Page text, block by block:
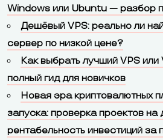
Windows или Ubuntu — разбор
Дешёвый VPS: реально ли
сервер по низкой цене?
Как выбрать лучший VPS
полный гид для новичков
Новая эра криптовалютных
запуска: проверка проектов на
рентабельность инвестиций